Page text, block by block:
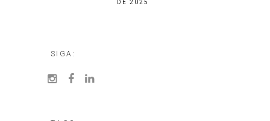
DE 2025
SIGA: